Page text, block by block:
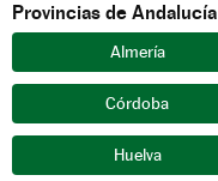
Provincias de Andalucía
Almería
Córdoba
Huelva